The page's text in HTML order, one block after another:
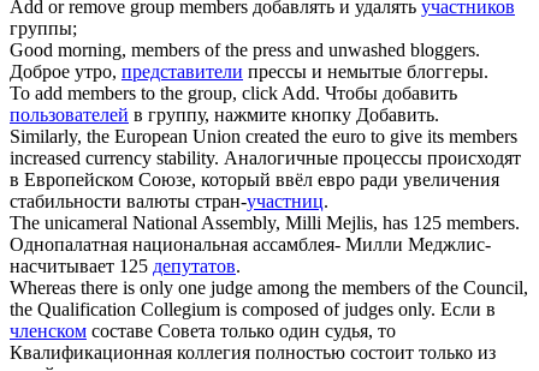
Add or remove group members добавлять и удалять участников
группы;
Good morning, members of the press and unwashed bloggers.
Доброе утро, представители прессы и немытые блоггеры.
To add members to the group, click Add. Чтобы добавить
пользователей в группу, нажмите кнопку Добавить.
Similarly, the European Union created the euro to give its members
increased currency stability. Аналогичные процессы происходят
в Европейском Союзе, который ввёл евро ради увеличения
стабильности валюты стран-участниц.
The unicameral National Assembly, Milli Mejlis, has 125 members.
Однопалатная национальная ассамблея- Милли Меджлис-
насчитывает 125 депутатов.
Whereas there is only one judge among the members of the Council,
the Qualification Collegium is composed of judges only. Если в
членском составе Совета только один судья, то
Квалификационная коллегия полностью состоит только из